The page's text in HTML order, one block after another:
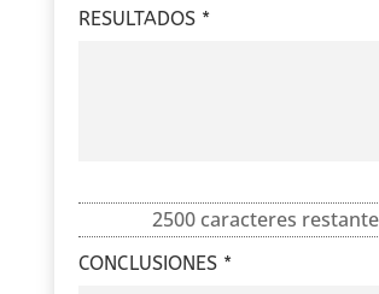
RESULTADOS *
2500 caracteres
CONCLUSIONES *